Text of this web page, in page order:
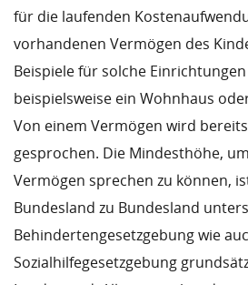
für die laufenden
vorhandenen Vermögen des
Beispiele für solche
beispielsweise ein Wohnhaus
Von einem Vermögen wird
gesprochen. Die Mindesthöhe,
Vermögen sprechen zu können,
Bundesland zu Bundesland
Behindertengesetzgebung wie
Sozialhilfegesetzgebung